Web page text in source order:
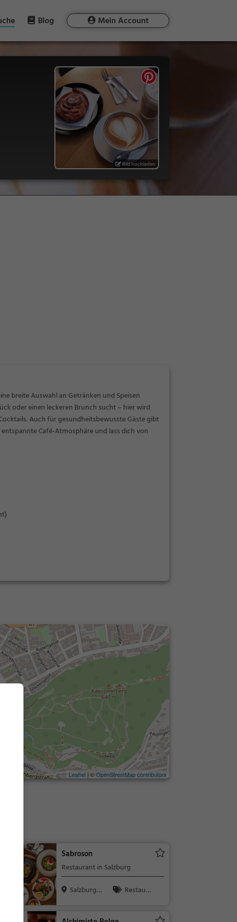
Blog Mein Account
Bild hochladen
breite Auswahl an Getränken und Speisen
oder einen leckeren Brunch sucht – hier wird
Auch für gesundheitsbewusste Gäste gibt
Café-Atmosphäre und lass dich von
Leaflet | ©OpenStreetMap contributors
Sabroson
Restaurant in Salzburg
Salzburg,
Restaura